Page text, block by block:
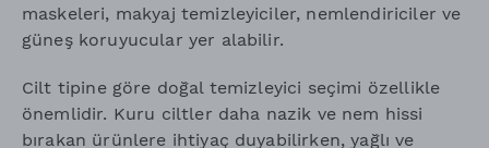
maskeleri, makyaj temizleyiciler, nemlendiriciler ve
güneş koruyucular yer alabilir.
Cilt tipine göre doğal temizleyici seçimi özellikle
önemlidir. Kuru ciltler daha nazik ve nem hissi
bırakan ürünlere ihtiyaç duyabilirken, yağlı ve